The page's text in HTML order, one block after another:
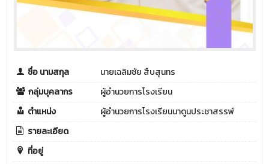
ชื่อ นามสกุล
นายเฉลิมชัย สืบสุนทร
กลุ่มบุคลากร
ผู้อำนวยการโรงเรียน
ตำแหน่ง
ผู้อำนวยการโรงเรียนนาดูนประชาสรรพ์
รายละเอียด
ที่อยู่